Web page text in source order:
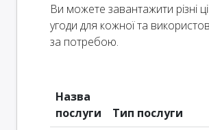
Ви можете завантажити різні
угоди для кожної та
за потребою.
Назва
послуги
Тип послуги